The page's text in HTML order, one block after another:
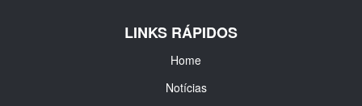
LINKS RÁPIDOS
Home
Notícias